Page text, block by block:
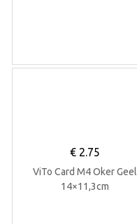
€ 2.75
ViTo Card M4 Oker Geel
14×11,3cm